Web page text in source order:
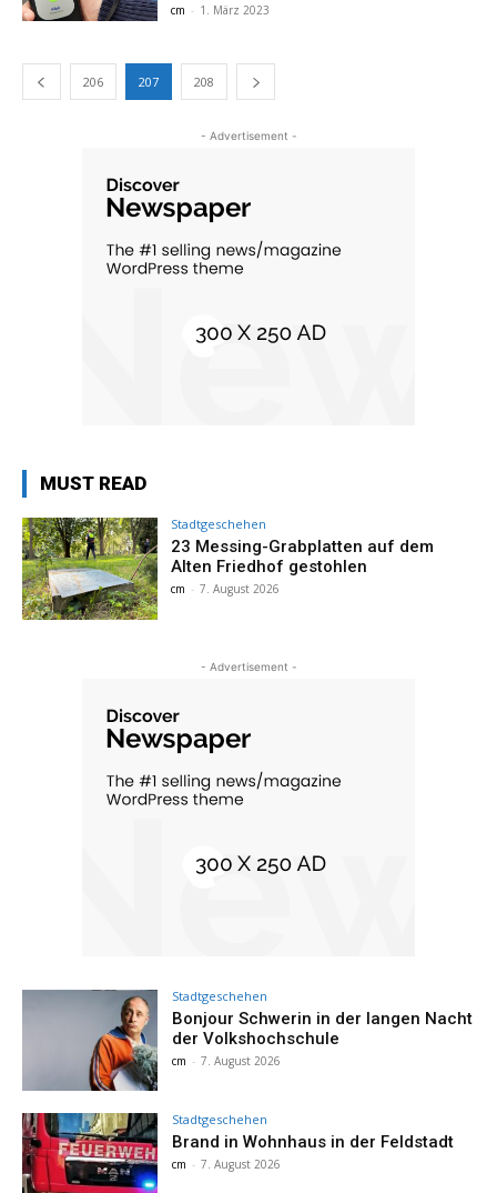
cm - 1. März 2023
206 207 208
- Advertisement -
MUST READ
Stadtgeschehen
23 Messing-Grabplatten auf dem
Alten Friedhof gestohlen
cm - 7. August 2026
- Advertisement -
Stadtgeschehen
Bonjour Schwerin in der langen Nacht
der Volkshochschule
cm - 7. August 2026
Stadtgeschehen
Brand in Wohnhaus in der Feldstadt
cm - 7. August 2026